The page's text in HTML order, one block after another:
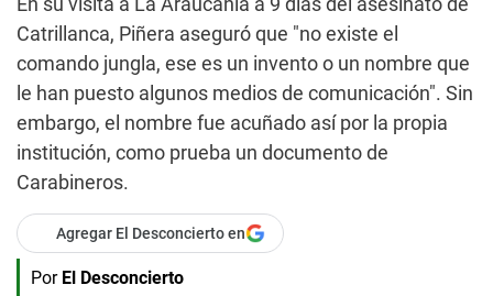
Catrillanca, Piñera aseguró que "no existe el
comando jungla, ese es un invento o un nombre que
le han puesto algunos medios de comunicación". Sin
embargo, el nombre fue acuñado así por la propia
institución, como prueba un documento de
Carabineros.
Agregar El Desconcierto en
Por El Desconcierto